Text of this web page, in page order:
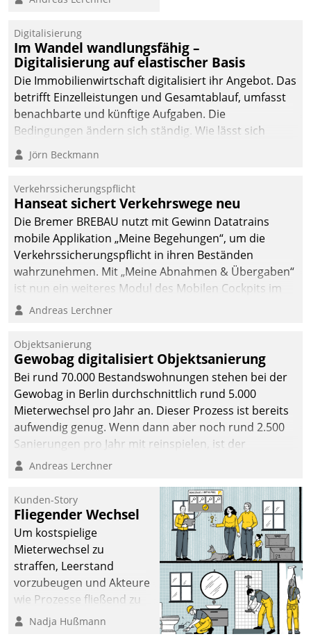
Softwareentwicklungshaus
Digitalisierung
Im Wandel wandlungsfähig –
Digitalisierung auf elastischer Basis
Die Immobilienwirtschaft digitalisiert ihr Angebot. Das
betrifft Einzelleistungen und Gesamtablauf, umfasst
benachbarte und künftige Aufgaben. Die
Bedingungen ändern sich ständig. Wie lässt sich
technisch die Kontrolle wahren und zugleich Freiraum
fürs Wachsen öffnen?
Jörn Beckmann
Verkehrssicherungspflicht
Hanseat sichert Verkehrswege neu
Die Bremer BREBAU nutzt mit Gewinn Datatrains
mobile Applikation „Meine Begehungen“, um die
Verkehrssicherungspflicht in ihren Beständen
wahrzunehmen. Mit „Meine Abnahmen & Übergaben“
ist nun ein weiteres Modul des Mobilen Cockpits im
Einsatz.
Andreas Lerchner
Objektsanierung
Gewobag digitalisiert Objektsanierung
Bei rund 70.000 Bestandswohnungen stehen bei der
Gewobag in Berlin durchschnittlich rund 5.000
Mieterwechsel pro Jahr an. Dieser Prozess ist bereits
aufwendig genug. Wenn dann aber noch rund 2.500
Sanierungen pro Jahr mit reinspielen, ist der
Betreuungs- und Organisationsaufwand immens. Im
kommunale Wohnungsbauunternehmen daher
gemeinsam mit der Berliner Datatrain GmbH den
Teilprozess der Objektsanierung digitalisiert.
Andreas Lerchner
Kunden-Story
Fliegender Wechsel
Um kostspielige
Mieterwechsel zu
straffen, Leerstand
vorzubeugen und Akteure
wie Prozesse fließend zu
vernetzen, nutzt die
Nadja Hußmann